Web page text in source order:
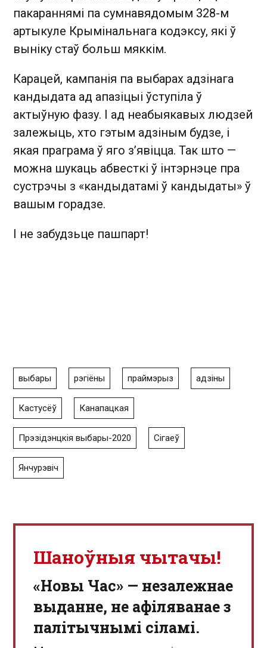
пакараннямі па сумнавядомым 328-м
артыкуле Крымінальнага кодэксу, які ў
выніку стаў больш мяккім.
Карацей, кампанія па выбарах адзінага
кандыдата ад апазіцыі ўступіла ў
актыўную фазу. І ад неабыякавых людзей
залежыць, хто гэтым адзіным будзе, і
якая праграма ў яго з’явіцца. Так што —
можна шукаць абвесткі ў інтэрнэце пра
сустрэчы з «кандыдатамі ў кандыдаты» ў
вашым горадзе.
І не забудзьце пашпарт!
выбары рэгіёны праймэрыз адзіны
Кастусёў Канапацкая
Прэзідэнцкія выбары-2020 Сігаеў
Янчурэвіч
Шаноўныя чытачы!
«Новы Час» — незалежнае
выданне, не афіляванае з
палітычнымі сіламі.